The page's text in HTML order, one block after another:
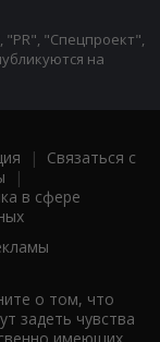
"Спецпроект",
на
| Связаться с
|
в сфере
о том, что
задеть чувства
имеющих